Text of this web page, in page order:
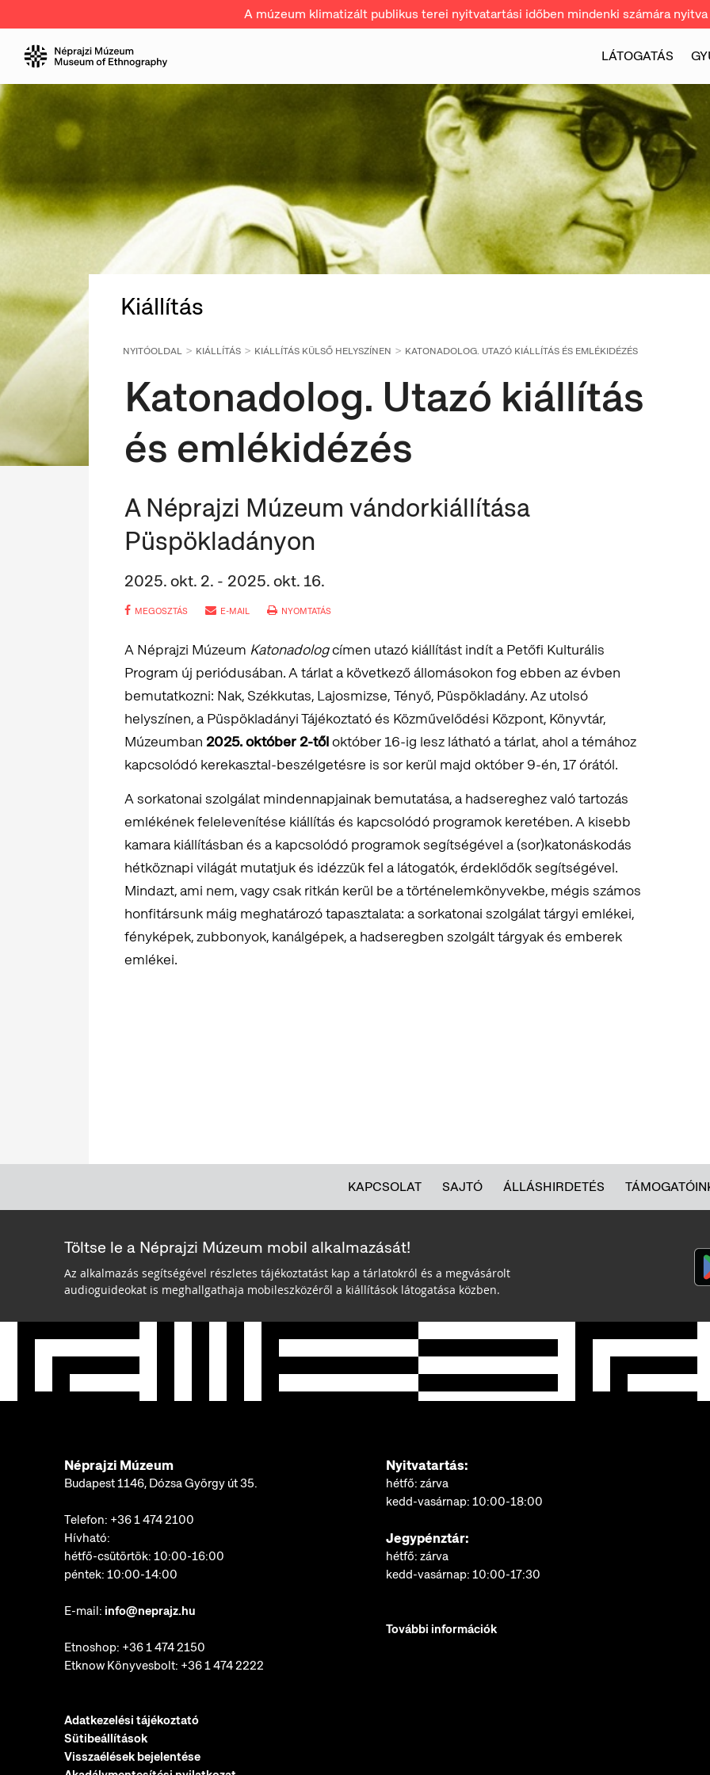
A múzeum klimatizált publikus terei nyitvatartási időben mindenki számára nyitva
LÁTOGATÁS
Kiállítás
NYITÓOLDAL KIÁLLÍTÁS KIÁLLÍTÁS KÜLSŐ HELYSZÍNEN KATONADOLOG. UTAZÓ KIÁLLÍTÁS ÉS EMLÉKIDÉZÉS
Katonadolog. Utazó kiállítás
és emlékidézés
A Néprajzi Múzeum vándorkiállítása
Püspökladányon
2025. okt. 2. - 2025. okt. 16.
MEGOSZTÁS E-MAIL NYOMTATÁS
A Néprajzi Múzeum Katonadologcímen utazó kiállítást indít a Petőfi Kulturális
Program új periódusában. A tárlat a következő állomásokon fog ebben az évben
bemutatkozni: Nak, Székkutas, Lajosmizse, Tényő, Püspökladány. Az utolsó
helyszínen, a Püspökladányi Tájékoztató és Közművelődési Központ, Könyvtár,
Múzeumban 2025. október 2-tőloktóber 16-ig lesz látható a tárlat, ahol a témához
kapcsolódó kerekasztal-beszélgetésre is sor kerül majd október 9-én, 17 órától.
A sorkatonai szolgálat mindennapjainak bemutatása, a hadsereghez való tartozás
emlékének felelevenítése kiállítás és kapcsolódó programok keretében. A kisebb
kamara kiállításban és a kapcsolódó programok segítségével a (sor)katonáskodás
hétköznapi világát mutatjuk és idézzük fel a látogatók, érdeklődők segítségével.
Mindazt, ami nem, vagy csak ritkán kerül be a történelemkönyvekbe, mégis számos
honfitársunk máig meghatározó tapasztalata: a sorkatonai szolgálat tárgyi emlékei,
fényképek, zubbonyok, kanálgépek, a hadseregben szolgált tárgyak és emberek
emlékei.
KAPCSOLAT SAJTÓ ÁLLÁSHIRDETÉS
Töltse le a Néprajzi Múzeum mobil alkalmazását!
Az alkalmazás segítségével részletes tájékoztatást kap a tárlatokról és a megvásárolt
audioguideokat is meghallgathaja mobileszközéről a kiállítások látogatása közben.
Néprajzi Múzeum
Budapest 1146, Dózsa György út 35.
Telefon: +36 1 474 2100
Hívható:
hétfő-csütörtök: 10:00-16:00
péntek: 10:00-14:00
E-mail: info@neprajz.hu
Etnoshop: +36 1 474 2150
Etknow Könyvesbolt: +36 1 474 2222
Adatkezelési tájékoztató
Sütibeállítások
Visszaélések bejelentése
Nyitvatartás:
hétfő: zárva
kedd-vasárnap: 10:00-18:00
Jegypénztár:
hétfő: zárva
kedd-vasárnap: 10:00-17:30
További információk